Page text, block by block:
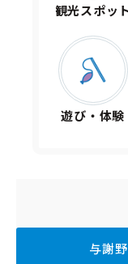
観光スポット
遊び・体験
与謝